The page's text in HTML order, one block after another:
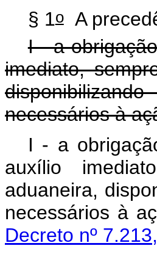
§ 1oA
I - a
imediato,
necessários à
I - a
auxílio
aduaneira,
Decreto nº